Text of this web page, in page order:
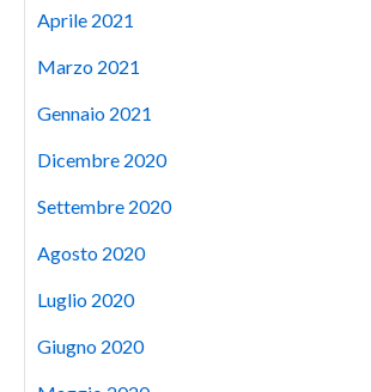
Aprile 2021
Marzo 2021
Gennaio 2021
Dicembre 2020
Settembre 2020
Agosto 2020
Luglio 2020
Giugno 2020